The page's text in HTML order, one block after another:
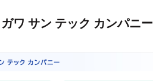
ワ サン テック カンパニー